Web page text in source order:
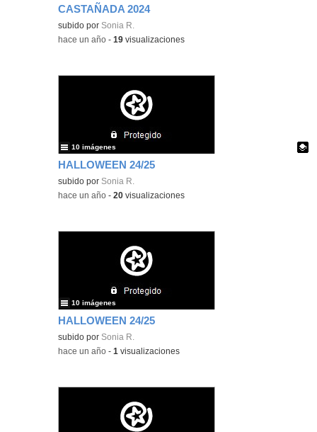
CASTAÑADA 2024
subido por Sonia R.
-hace un año -19 visualizaciones
HALLOWEEN 24/25
Contenido educativo.
subido por Sonia R.
10 imágenes
-hace un año -20 visualizaciones
HALLOWEEN 24/25
subido por Sonia R.
10 imágenes
-hace un año -1 visualizaciones